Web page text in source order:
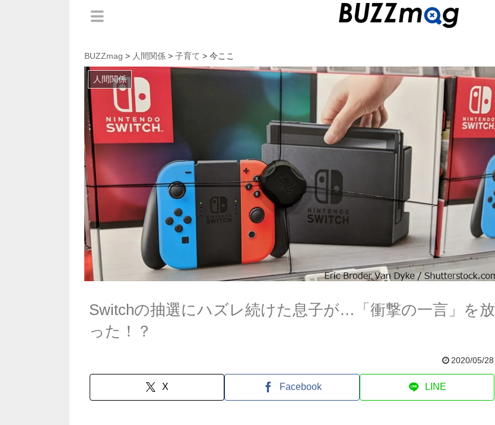
BUZZmag > 人間関係 > 子育て > 今ここ
人間関係
Switchの抽選にハズレ続けた息子が…「衝撃の一言」を放
った！？
2020/05/28
X Facebook LINE